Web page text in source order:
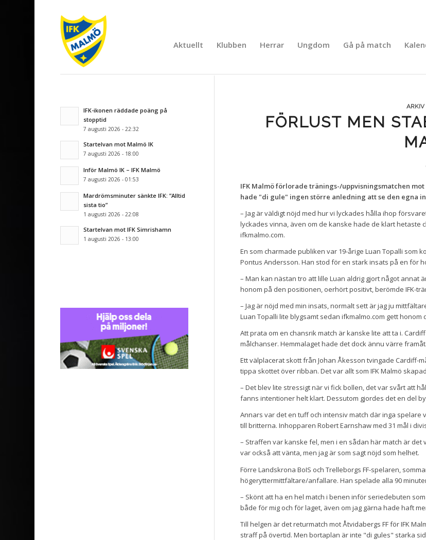
Aktuellt Klubben Herrar Ungdom Gå på match
ARKIV
FÖRLUST MEN
IFK Malmö förlorade tränings-/uppvisningsmatchen
hade "di gule" ingen större anledning att se den egna
– Jag är väldigt nöjd med hur vi lyckades hålla ihop
lyckades vinna, även om de kanske hade de klart hetaste
ifkmalmo.com.
En som charmade publiken var 19-årige Luan Topalli som
Pontus Andersson. Han stod för en stark insats på en för
– Man kan nästan tro att lille Luan aldrig gjort något annat
honom på den positionen, oerhört positivt, berömde IFK-
– Jag är nöjd med min insats, normalt sett är jag ju
Luan Topalli lite blygsamt sedan ifkmalmo.com gett honom
Att prata om en chansrik match är kanske lite att ta i.
målchanser. Hemmalaget hade det dock ännu värre framåt.
Ett välplacerat skott från Johan Åkesson tvingade Cardiff-
tippa skottet över ribban. Det var allt som IFK Malmö
– Det blev lite stressigt när vi fick bollen, det var svårt att
fanns intentioner helt klart. Dessutom gjordes det en del
Annars var det en tuff och intensiv match där inga
till britterna. Inhopparen Robert Earnshaw med 31 mål i
– Straffen var kanske fel, men i en sådan här match är
var också att vänta, men jag är som sagt nöjd som helhet.
Förre Landskrona BoIS och Trelleborgs FF-spelaren,
högeryttermittfältare/anfallare. Han spelade alla 90
– Skönt att ha en hel match i benen inför seriedebuten
både för mig och för laget, även om jag gärna hade haft
Till helgen är det returmatch mot Åtvidabergs FF för IFK
straff på övertid. Men bortaplan är inte "di gules" starka
IFK-ikonen räddade poäng på
stopptid
7 augusti 2026 - 22:32
Startelvan mot Malmö IK
7 augusti 2026 - 18:00
Inför Malmö IK – IFK Malmö
7 augusti 2026 - 01:53
Mardrömsminuter sänkte IFK: ”Alltid
sista tio”
1 augusti 2026 - 22:08
Startelvan mot IFK Simrishamn
1 augusti 2026 - 13:00